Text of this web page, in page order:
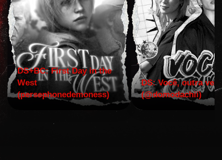
DS+BC: First Day in the
West
(persephonedemoness)
DS: Você, outra vez!
(@domodachii)